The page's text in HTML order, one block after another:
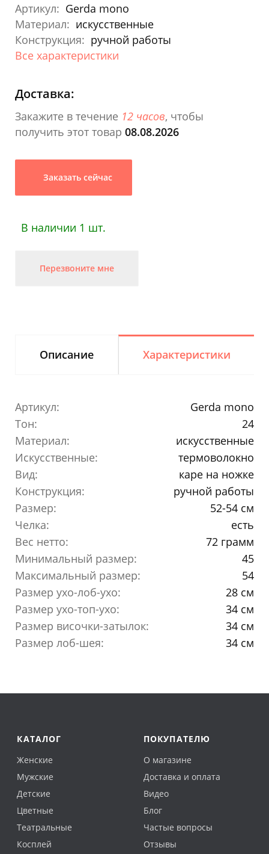
Артикул: Gerda mono
Материал: искусственные
Конструкция: ручной работы
Все характеристики
Доставка:
Закажите в течение 12 часов, чтобы
получить этот товар 08.08.2026
Заказать сейчас
В наличии 1 шт.
Перезвоните мне
Описание Характеристики
Артикул:
Gerda mono
Тон:
24
Материал:
искусственные
Искусственные:
термоволокно
Вид:
каре на ножке
Конструкция:
ручной работы
Размер:
52-54 см
Челка:
есть
Вес нетто:
72 грамм
Минимальный размер:
45
Максимальный размер:
54
Размер ухо-лоб-ухо:
28 см
Размер ухо-топ-ухо:
34 см
Размер височки-затылок:
34 см
Размер лоб-шея:
34 см
КАТАЛОГ
Женские
Мужские
Детские
Цветные
Театральные
Косплей
ПОКУПАТЕЛЮ
О магазине
Доставка и оплата
Видео
Блог
Частые вопросы
Отзывы